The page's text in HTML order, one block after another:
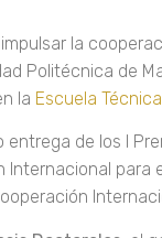
la
Politécnica de
la Escuela
de los I
Internacional para